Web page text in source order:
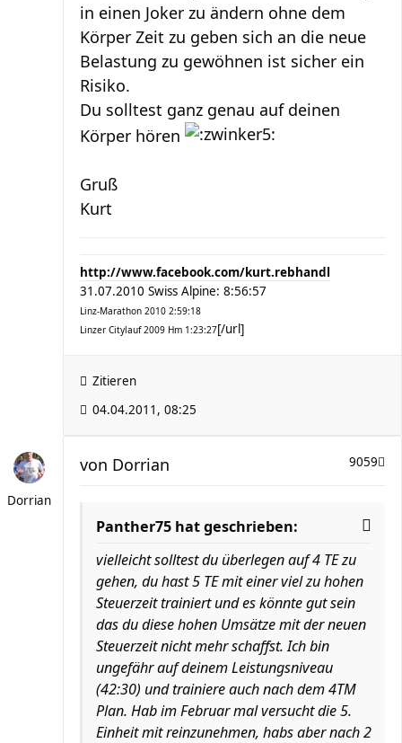
in einen Joker zu ändern ohne dem
Körper Zeit zu geben sich an die neue
Belastung zu gewöhnen ist sicher ein
Risiko.
Du solltest ganz genau auf deinen
Körper hören
Gruß
Kurt
http://www.facebook.com/kurt.rebhandl
31.07.2010 Swiss Alpine: 8:56:57
Linz-Marathon 2010 2:59:18
Linzer Citylauf 2009 Hm 1:23:27[/url]
Zitieren
04.04.2011, 08:25
Dorrian
9059
von Dorrian
Panther75 hat geschrieben:
vielleicht solltest du überlegen auf 4 TE zu
gehen, du hast 5 TE mit einer viel zu hohen
Steuerzeit trainiert und es könnte gut sein
das du diese hohen Umsätze mit der neuen
Steuerzeit nicht mehr schaffst. Ich bin
ungefähr auf deinem Leistungsniveau
(42:30) und trainiere auch nach dem 4TM
Plan. Hab im Februar mal versucht die 5.
Einheit mit reinzunehmen, habs aber nach 2